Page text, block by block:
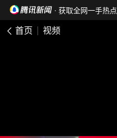
· 获取全网一手热点
首页 视频